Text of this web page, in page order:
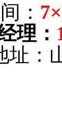
：
理 ：
址：